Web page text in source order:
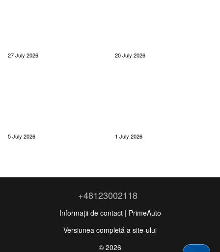
27 July 2026 20 July 2026
5 July 2026 1 July 2026
+48123002118
Informații de contact | PrimeAuto
Versiunea completă a site-ului
© 2026